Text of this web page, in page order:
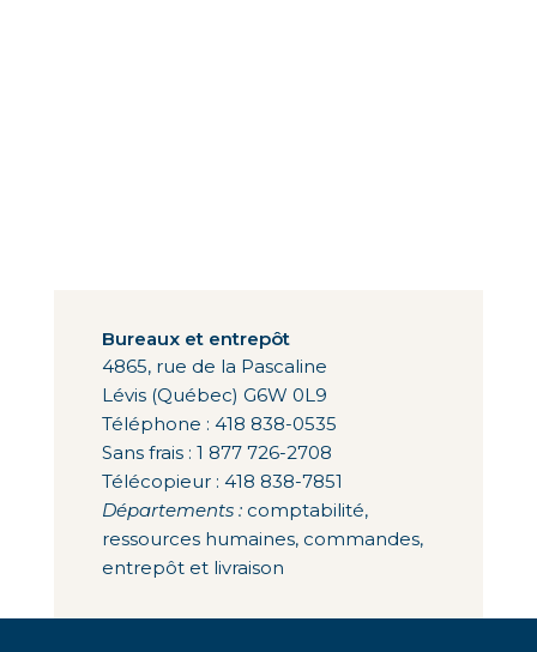
Bureaux et entrepôt
4865, rue de la Pascaline
Lévis (Québec) G6W 0L9
Téléphone : 418 838-0535
Sans frais : 1 877 726-2708
Télécopieur : 418 838-7851
Départements :comptabilité,
ressources humaines, commandes,
entrepôt et livraison